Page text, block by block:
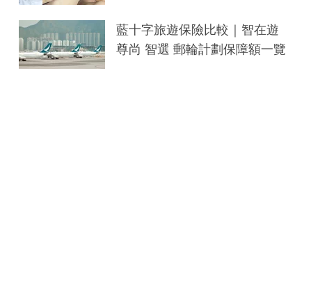
藍十字旅遊保險比較｜智在遊
尊尚 智選 郵輪計劃保障額一覽